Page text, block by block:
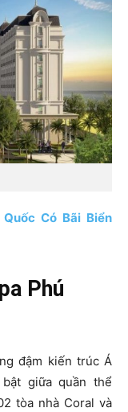
Quốc Có Bãi Biển
Phú
đậm kiến trúc Á
giữa quần thể
tòa nhà Coral và